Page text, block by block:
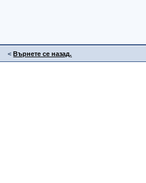
<Върнете се назад.